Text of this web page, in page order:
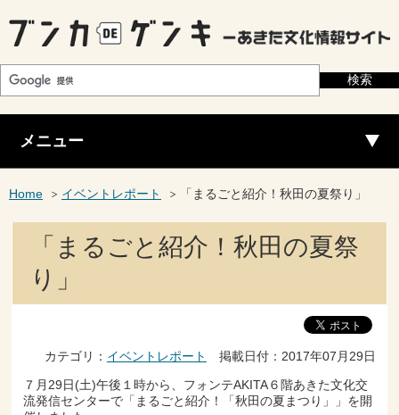
メニュー
Home イベントレポート 「まるごと紹介！秋田の夏祭り」
「まるごと紹介！秋田の夏祭
り」
カテゴリ： イベントレポート 掲載日付：2017年07月29日
７月29日(土)午後１時から、フォンテAKITA６階あきた文化交
流発信センターで「まるごと紹介！「秋田の夏まつり」」を開